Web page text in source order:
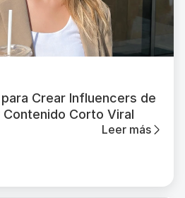
Crear Influencers de
Contenido Corto Viral
Leer más